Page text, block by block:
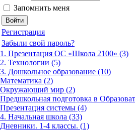
Запомнить меня
Регистрация
Забыли свой пароль?
1. Презентация ОС «Школа 2100» (3)
2. Технологии (5)
3. Дошкольное образование (10)
Математика (2)
Окружающий мир (2)
Предшкольная подготовка в
Презентация системы (4)
4. Начальная школа (33)
Дневники. 1-4 классы. (1)